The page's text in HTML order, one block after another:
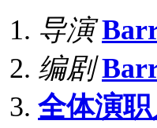
导演
编剧
全体演